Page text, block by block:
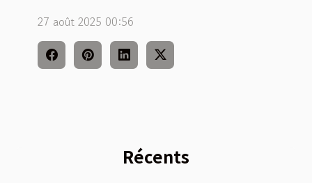
27 août 2025 00:56
Récents